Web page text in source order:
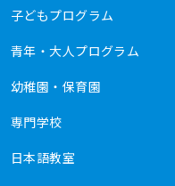
子どもプログラム
青年・大人プログラム
幼稚園・保育園
専門学校
日本語教室